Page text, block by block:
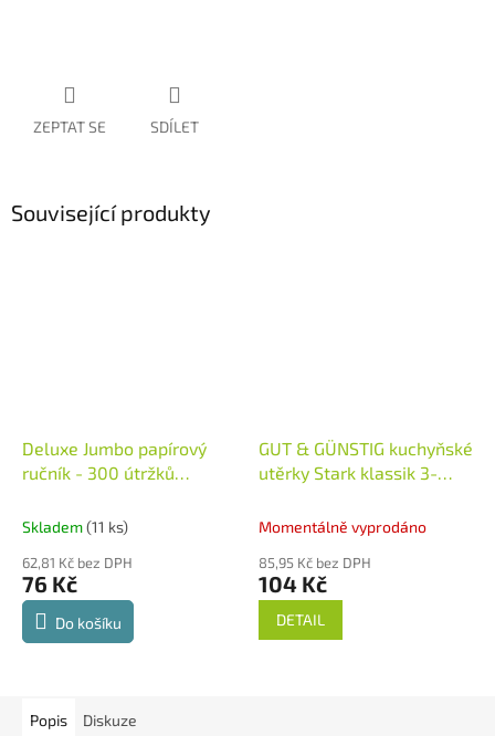
ZEPTAT SE SDÍLET
Související produkty
Deluxe Jumbo papírový
ručník - 300 útržků
Skladem(11 ks)
62,81 Kč bez DPH
76 Kč
Do košíku
GUT & GÜNSTIG kuchyňské
utěrky Stark klassik 3-
Momentálně vyprodáno
85,95 Kč bez DPH
104 Kč
DETAIL
Popis Diskuze